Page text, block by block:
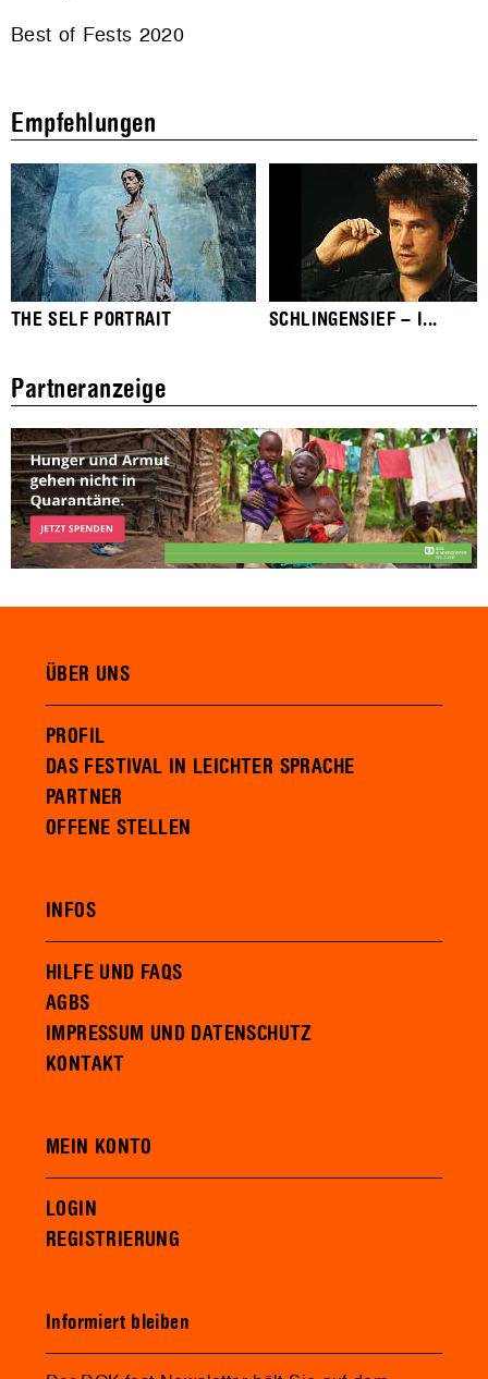
Best of Fests 2020
Empfehlungen
THE SELF PORTRAIT SCHLINGENSIEF – I...
Partneranzeige
ÜBER UNS
PROFIL
DAS FESTIVAL IN LEICHTER SPRACHE
PARTNER
OFFENE STELLEN
INFOS
HILFE UND FAQS
AGBS
IMPRESSUM UND DATENSCHUTZ
KONTAKT
MEIN KONTO
LOGIN
REGISTRIERUNG
Informiert bleiben